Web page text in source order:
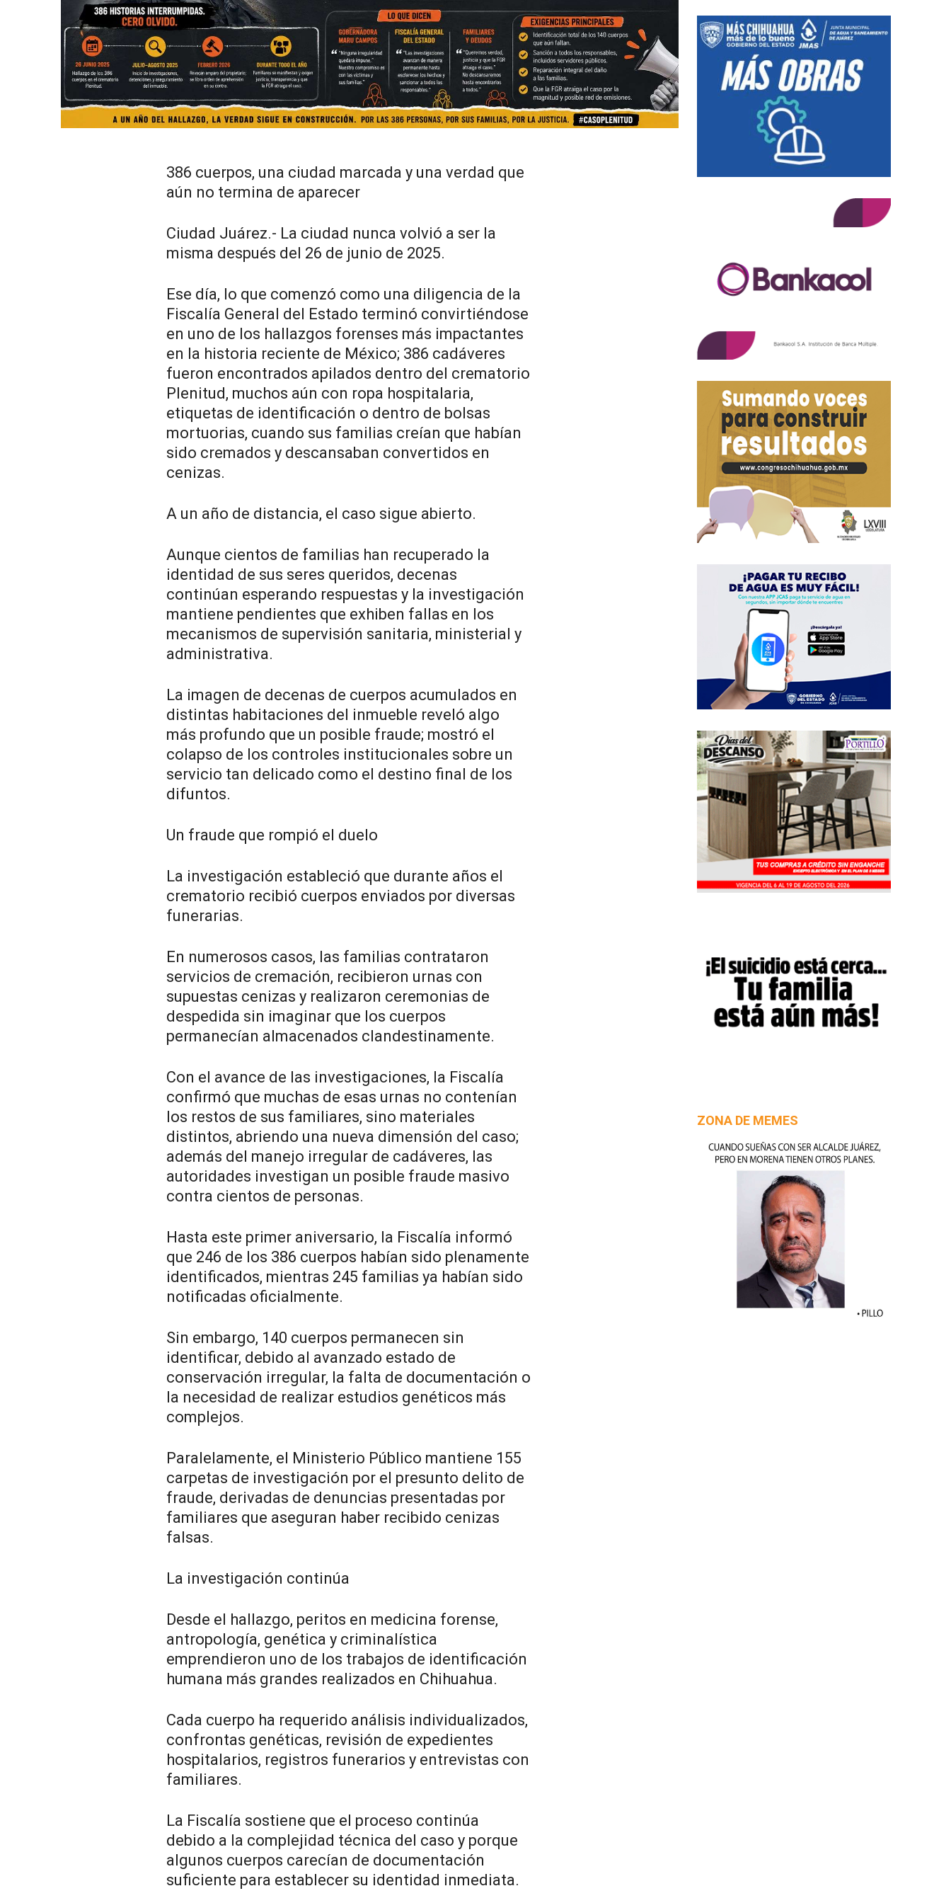
386 cuerpos, una ciudad marcada y una verdad que
aún no termina de aparecer
Ciudad Juárez.- La ciudad nunca volvió a ser la
misma después del 26 de junio de 2025.
Ese día, lo que comenzó como una diligencia de la
Fiscalía General del Estado terminó convirtiéndose
en uno de los hallazgos forenses más impactantes
en la historia reciente de México; 386 cadáveres
fueron encontrados apilados dentro del crematorio
Plenitud, muchos aún con ropa hospitalaria,
etiquetas de identificación o dentro de bolsas
mortuorias, cuando sus familias creían que habían
sido cremados y descansaban convertidos en
cenizas.
A un año de distancia, el caso sigue abierto.
Aunque cientos de familias han recuperado la
identidad de sus seres queridos, decenas
continúan esperando respuestas y la investigación
mantiene pendientes que exhiben fallas en los
mecanismos de supervisión sanitaria, ministerial y
administrativa.
La imagen de decenas de cuerpos acumulados en
distintas habitaciones del inmueble reveló algo
más profundo que un posible fraude; mostró el
colapso de los controles institucionales sobre un
servicio tan delicado como el destino final de los
difuntos.
Un fraude que rompió el duelo
La investigación estableció que durante años el
crematorio recibió cuerpos enviados por diversas
funerarias.
En numerosos casos, las familias contrataron
servicios de cremación, recibieron urnas con
supuestas cenizas y realizaron ceremonias de
despedida sin imaginar que los cuerpos
permanecían almacenados clandestinamente.
Con el avance de las investigaciones, la Fiscalía
confirmó que muchas de esas urnas no contenían
los restos de sus familiares, sino materiales
distintos, abriendo una nueva dimensión del caso;
además del manejo irregular de cadáveres, las
autoridades investigan un posible fraude masivo
contra cientos de personas.
Hasta este primer aniversario, la Fiscalía informó
que 246 de los 386 cuerpos habían sido plenamente
identificados, mientras 245 familias ya habían sido
notificadas oficialmente.
Sin embargo, 140 cuerpos permanecen sin
identificar, debido al avanzado estado de
conservación irregular, la falta de documentación o
la necesidad de realizar estudios genéticos más
complejos.
Paralelamente, el Ministerio Público mantiene 155
carpetas de investigación por el presunto delito de
fraude, derivadas de denuncias presentadas por
familiares que aseguran haber recibido cenizas
falsas.
La investigación continúa
Desde el hallazgo, peritos en medicina forense,
antropología, genética y criminalística
emprendieron uno de los trabajos de identificación
humana más grandes realizados en Chihuahua.
Cada cuerpo ha requerido análisis individualizados,
confrontas genéticas, revisión de expedientes
hospitalarios, registros funerarios y entrevistas con
familiares.
La Fiscalía sostiene que el proceso continúa
debido a la complejidad técnica del caso y porque
algunos cuerpos carecían de documentación
suficiente para establecer su identidad inmediata.
ZONA DE MEMES